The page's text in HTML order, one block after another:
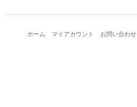
ホーム マイアカウント お問い合わせ